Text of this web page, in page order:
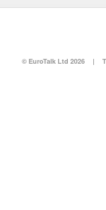
© EuroTalk Ltd 2026 |